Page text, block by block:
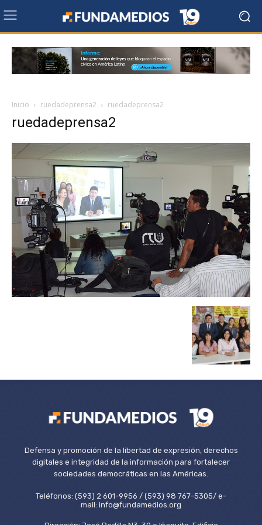
Inicio ruedadeprensa2 ruedadeprensa2
ruedadeprensa2
Defensa y promoción de la libertad de expresión, derechos
digitales e integridad de la información para fortalecer
sociedades democráticas en las Américas.
Teléfonos: (593) 2 601-9956 / (593) 98 767-5305/ e-
mail: info@fundamedios.org